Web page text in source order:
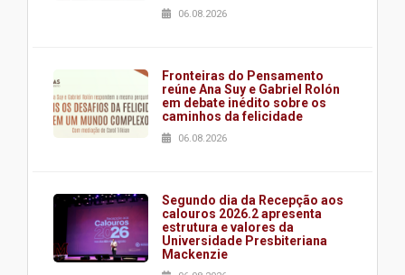
06.08.2026
Fronteiras do Pensamento
reúne Ana Suy e Gabriel Rolón
em debate inédito sobre os
caminhos da felicidade
06.08.2026
Segundo dia da Recepção aos
calouros 2026.2 apresenta
estrutura e valores da
Universidade Presbiteriana
Mackenzie